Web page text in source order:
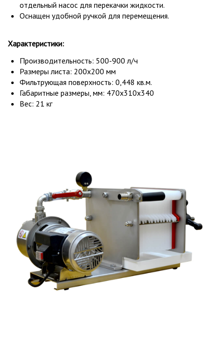
отдельный насос для перекачки жидкости.
Оснащен удобной ручкой для перемещения.
Характеристики:
Производительность: 500-900 л/ч
Размеры листа: 200х200 мм
Фильтрующая поверхность: 0,448 кв.м.
Габаритные размеры, мм: 470х310х340
Вес: 21 кг